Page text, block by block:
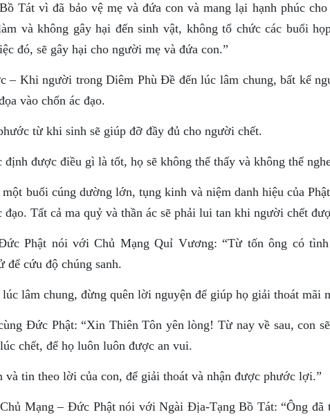
Tát vì đã bảo vệ mẹ và đứa con và mang lại hạnh phúc
và không gây hại đến sinh vật, không tổ chức các buổi
đó, sẽ gây hại cho người mẹ và đứa con.”
– Khi người trong Diêm Phù Ðề đến lúc lâm chung, bất kể
vào chốn ác đạo.
từ khi sinh sẽ giúp đỡ đầy đủ cho người chết.
được điều gì là tốt, họ sẽ không thể thấy và không thể
buổi cúng dường lớn, tụng kinh và niệm danh hiệu của
Tất cả ma quỷ và thần ác sẽ phải lui tan khi người chết
Phật nói với Chủ Mạng Quỉ Vương: “Từ tốn ông có
để cứu độ chúng sanh.
lâm chung, đừng quên lời nguyện để giúp họ giải thoát mãi
Ðức Phật: “Xin Thiên Tôn yên lòng! Từ nay về sau, con
chết, để họ luôn luôn được an vui.
và tin theo lời của con, để giải thoát và nhận được phước lợi.”
Mạng – Ðức Phật nói với Ngài Ðịa-Tạng Bồ Tát: “Ông đã